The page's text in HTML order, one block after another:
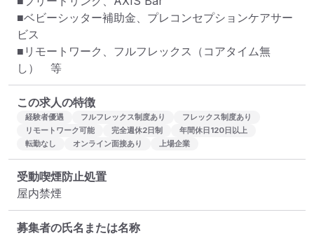
■ベビーシッター補助金、プレコンセプションケアサー
ビス
■リモートワーク、フルフレックス（コアタイム無
し）　等
この求人の特徴
経験者優遇 フルフレックス制度あり
フレックス制度あり
リモートワーク可能
完全週休2日制
年間休日120日以上
転勤なし
オンライン面接あり 上場企業
受動喫煙防止処置
屋内禁煙
募集者の氏名または名称